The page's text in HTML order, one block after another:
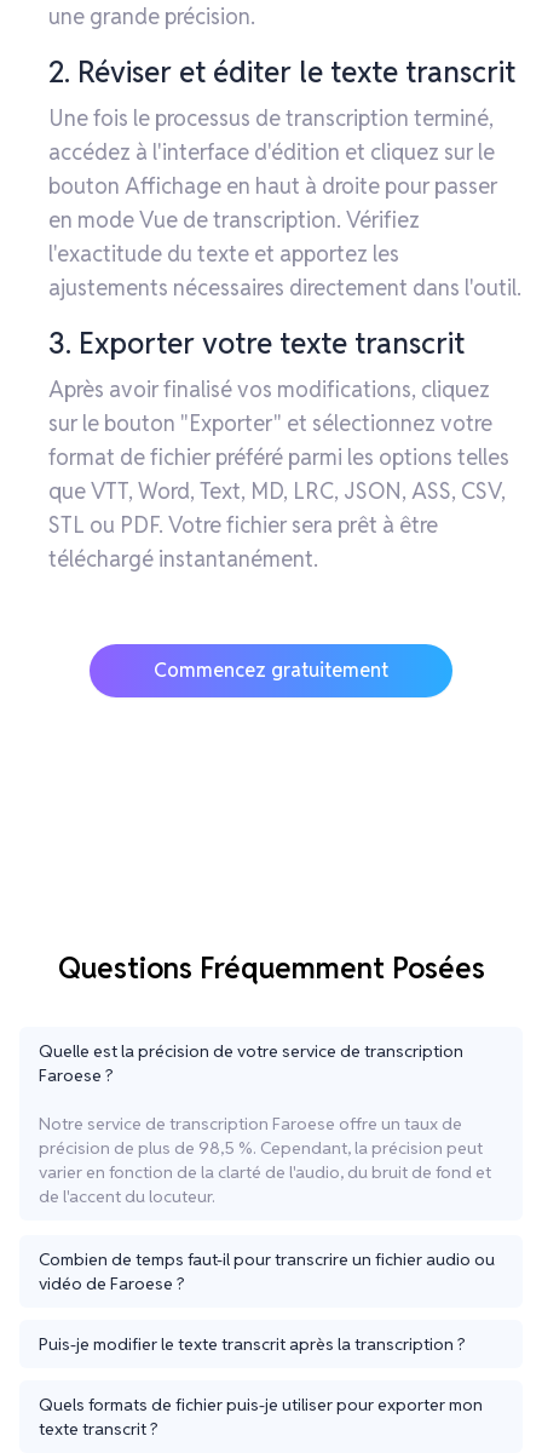
une grande précision.
2. Réviser et éditer le texte transcrit
Une fois le processus de transcription terminé,
accédez à l'interface d'édition et cliquez sur le
bouton Affichage en haut à droite pour passer
en mode Vue de transcription. Vérifiez
l'exactitude du texte et apportez les
ajustements nécessaires directement dans l'outil.
3. Exporter votre texte transcrit
Après avoir finalisé vos modifications, cliquez
sur le bouton "Exporter" et sélectionnez votre
format de fichier préféré parmi les options telles
que VTT, Word, Text, MD, LRC, JSON, ASS, CSV,
STL ou PDF. Votre fichier sera prêt à être
téléchargé instantanément.
Commencez gratuitement
Questions Fréquemment Posées
Quelle est la précision de votre service de transcription
Faroese ?
Notre service de transcription Faroese offre un taux de
précision de plus de 98,5 %. Cependant, la précision peut
varier en fonction de la clarté de l'audio, du bruit de fond et
de l'accent du locuteur.
Combien de temps faut-il pour transcrire un fichier audio ou
vidéo de Faroese ?
Puis-je modifier le texte transcrit après la transcription ?
Quels formats de fichier puis-je utiliser pour exporter mon
texte transcrit ?